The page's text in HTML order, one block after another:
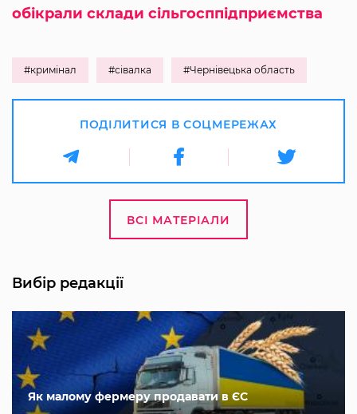
обікрали склади сільгосппідприємства
#кримінал #сівалка #Чернівецька область
ПОДІЛИТИСЯ В СОЦМЕРЕЖАХ
ВСІ МАТЕРІАЛИ
Вибір редакції
Як малому фермеру продавати в ЄС